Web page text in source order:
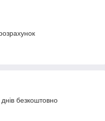
безкоштовно